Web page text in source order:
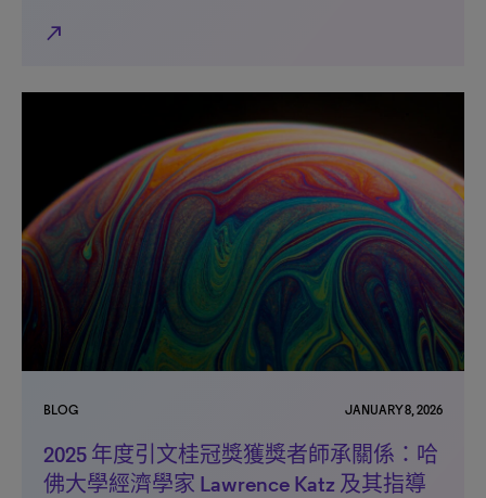
north_east
BLOG JANUARY 8, 2026
2025 年度引文桂冠獎獲獎者師承關係：哈
佛大學經濟學家 Lawrence Katz 及其指導